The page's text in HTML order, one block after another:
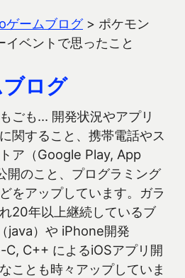
ゲームブログ> ポケモン
ベントで思ったこと
ログ
ごも… 開発状況やアプリ
関すること、携帯電話やス
ア（Google Play, App
開のこと、プログラミング
をアップしています。ガラ
20年以上継続しているブ
java）や iPhone開発
C, C++ によるiOSアプリ開
ことも時々アップしていま